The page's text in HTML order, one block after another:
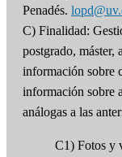
Penadés.
C) Finalidad:
postgrado, máster,
información sobre
información sobre
análogas a las
C1) Fotos y